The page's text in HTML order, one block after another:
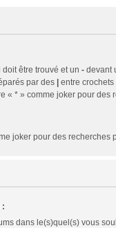
être trouvé et un - devant
par des | entre
« * » comme joker pour des
joker pour des recherches
:
dans le(s)quel(s) vous